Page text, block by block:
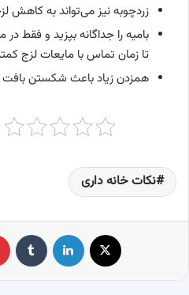
زردچوبه نیز می‌تواند به کاهش
بامیه را جداگانه بپزید و فقط
تا زمان تماس با مایعات لزج
همزدن زیاد باعث شکستن
نکات خانه داری
لینکدین